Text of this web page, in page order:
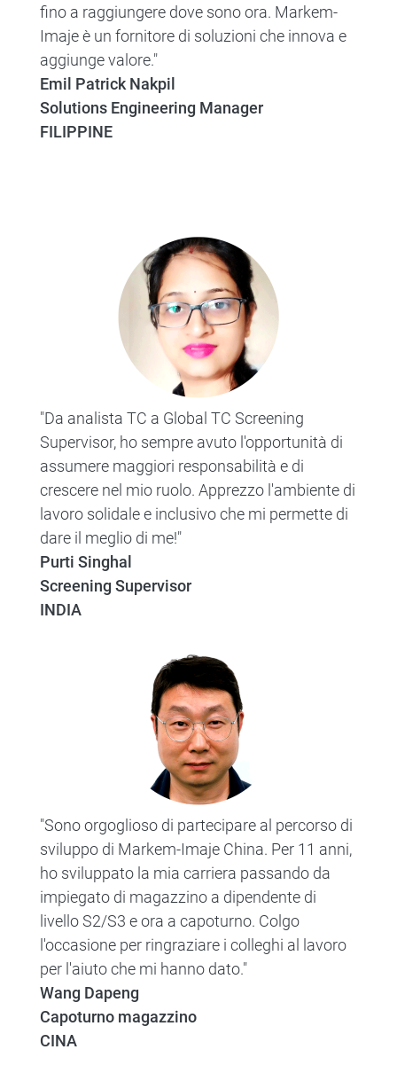
fino a raggiungere dove sono ora. Markem-
Imaje è un fornitore di soluzioni che innova e
aggiunge valore."
Emil Patrick Nakpil
Solutions Engineering Manager
FILIPPINE
"Da analista TC a Global TC Screening
Supervisor, ho sempre avuto l'opportunità di
assumere maggiori responsabilità e di
crescere nel mio ruolo. Apprezzo l'ambiente di
lavoro solidale e inclusivo che mi permette di
dare il meglio di me!"
Purti Singhal
Screening Supervisor
INDIA
"Sono orgoglioso di partecipare al percorso di
sviluppo di Markem-Imaje China. Per 11 anni,
ho sviluppato la mia carriera passando da
impiegato di magazzino a dipendente di
livello S2/S3 e ora a capoturno. Colgo
l'occasione per ringraziare i colleghi al lavoro
per l'aiuto che mi hanno dato."
Wang Dapeng
Capoturno magazzino
CINA